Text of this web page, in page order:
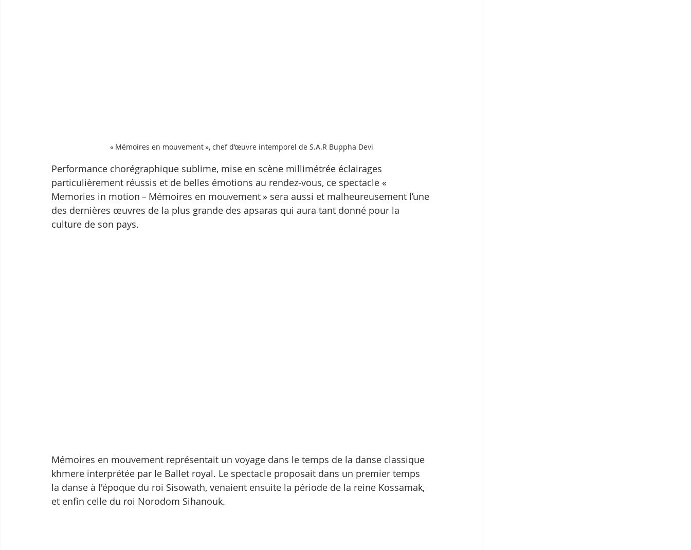
« Mémoires en mouvement », chef d’œuvre intemporel de S.A.R Buppha Devi
Performance chorégraphique sublime, mise en scène millimétrée éclairages
particulièrement réussis et de belles émotions au rendez-vous, ce spectacle «
Memories in motion – Mémoires en mouvement » sera aussi et malheureusement l’une
des dernières œuvres de la plus grande des apsaras qui aura tant donné pour la
culture de son pays.
Mémoires en mouvement représentait un voyage dans le temps de la danse classique
khmere interprétée par le Ballet royal. Le spectacle proposait dans un premier temps
la danse à l'époque du roi Sisowath, venaient ensuite la période de la reine Kossamak,
et enfin celle du roi Norodom Sihanouk.